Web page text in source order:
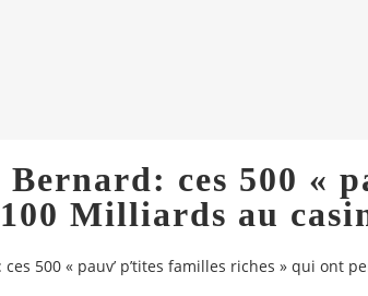
ces 500 «
Milliards au
500 « pauv’ p’tites familles riches » qui ont